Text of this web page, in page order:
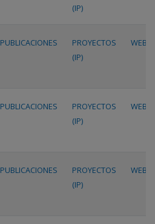
(IP)
PUBLICACIONES
PROYECTOS
(IP)
WEB
PUBLICACIONES
PROYECTOS
(IP)
WEB
PUBLICACIONES
PROYECTOS
(IP)
WEB